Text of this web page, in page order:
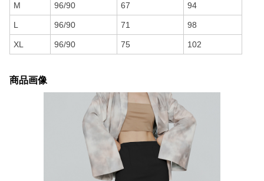
M 96/90 67 94
L 96/90 71 98
XL 96/90 75 102
商品画像